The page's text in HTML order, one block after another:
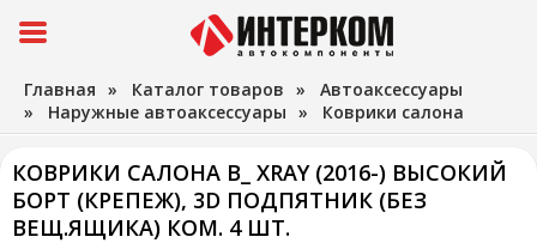
Главная » Каталог товаров » Автоаксессуары
» Наружные автоаксессуары » Коврики салона
КОВРИКИ САЛОНА В_ XRAY (2016-) ВЫСОКИЙ
БОРТ (КРЕПЕЖ), 3D ПОДПЯТНИК (БЕЗ
ВЕЩ.ЯЩИКА) КОМ. 4 ШТ.